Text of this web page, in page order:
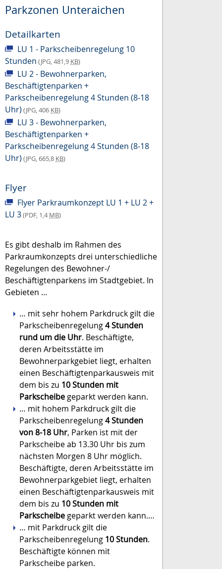
Parkzonen Unteraichen
Detailkarten
LU 1 - Parkscheibenregelung 10
Stunden (JPG, 481,9 KB)
LU 2 - Bewohnerparken,
Beschäftigtenparken +
Parkscheibenregelung 4 Stunden (8-18
Uhr) (JPG, 406 KB)
LU 3 - Bewohnerparken,
Beschäftigtenparken +
Parkscheibenregelung 4 Stunden (8-18
Uhr) (JPG, 665,8 KB)
Flyer
Flyer Parkraumkonzept LU 1 + LU 2 +
LU 3(PDF, 1,4MB)
Es gibt deshalb im Rahmen des
Parkraumkonzepts drei unterschiedliche
Regelungen des Bewohner-/
Beschäftigtenparkens im Stadtgebiet. In
Gebieten …
… mit sehr hohem Parkdruck gilt die
Parkscheibenregelung4 Stunden
rund um die Uhr. Beschäftigte,
deren Arbeitsstätte im
Bewohnerparkgebiet liegt, erhalten
einen Beschäftigtenparkausweis mit
dem bis zu 10 Stunden mit
Parkscheibegeparkt werden kann.
… mit hohem Parkdruck gilt die
Parkscheibenregelung4 Stunden
von 8-18 Uhr, Parken ist mit der
Parkscheibe ab 13.30 Uhr bis zum
nächsten Morgen 8 Uhr möglich.
Beschäftigte, deren Arbeitsstätte im
Bewohnerparkgebiet liegt, erhalten
einen Beschäftigtenparkausweis mit
dem bis zu 10 Stunden mit
Parkscheibegeparkt werden kann.…
… mit Parkdruck gilt die
Parkscheibenregelung 10 Stunden.
Beschäftigte können mit
Parkscheibe parken.